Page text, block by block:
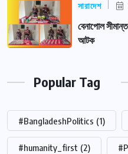
সারাদেশ
বেনাপোল
আটক
Popular Tag
#BangladeshPolitics (1)
#humanity_first (2)